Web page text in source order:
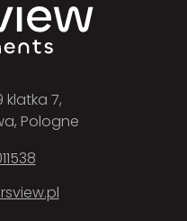
klatka 7,
Pologne